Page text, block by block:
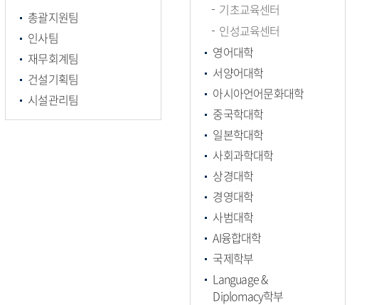
총괄지원팀
인사팀
재무회계팀
건설기획팀
시설관리팀
기초교육센터
인성교육센터
영어대학
서양어대학
아시아언어문화대학
중국학대학
일본학대학
사회과학대학
상경대학
경영대학
사범대학
AI융합대학
국제학부
Language &
Diplomacy학부